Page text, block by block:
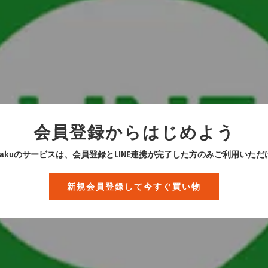
会員登録からはじめよう
のサービスは、会員登録とLINE連携が完了した方のみご利用いただ
新規会員登録して今すぐ買い物